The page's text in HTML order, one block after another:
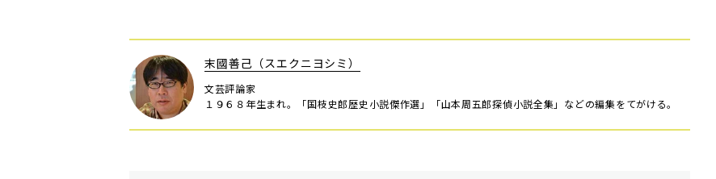
末國善己（スエクニヨシミ）
文芸評論家
１９６８年生まれ。「国枝史郎歴史小説傑作選」「山本周五郎探偵小説全集」などの編集をてがける。